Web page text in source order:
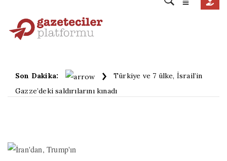
Son Dakika:
Türkiye ve 7 ülke, İsrail’in
Gazze’deki saldırılarını kınadı